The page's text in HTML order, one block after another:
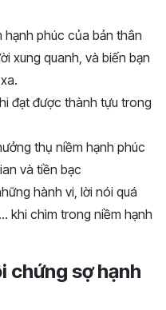
hạnh phúc của bản thân
xung quanh, và biến bạn
đạt được thành tựu trong
thụ niềm hạnh phúc
và tiền bạc
hành vi, lời nói quá
khi chìm trong niềm hạnh
chứng sợ hạnh